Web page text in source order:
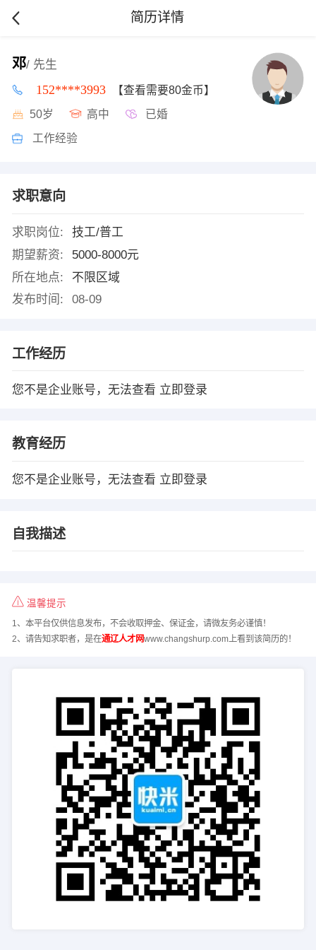
简历详情
邓/ 先生
152****3993 【查看需要80金币】
50岁 高中 已婚
工作经验
求职意向
求职岗位:
技工/普工
期望薪资:
5000-8000元
所在地点:
不限区域
发布时间:
08-09
工作经历
您不是企业账号，无法查看 立即登录
教育经历
您不是企业账号，无法查看 立即登录
自我描述
温馨提示
1、本平台仅供信息发布，不会收取押金、保证金，请微友务必谨慎！
2、请告知求职者，是在通辽人才网www.changshurp.com上看到该简历的！